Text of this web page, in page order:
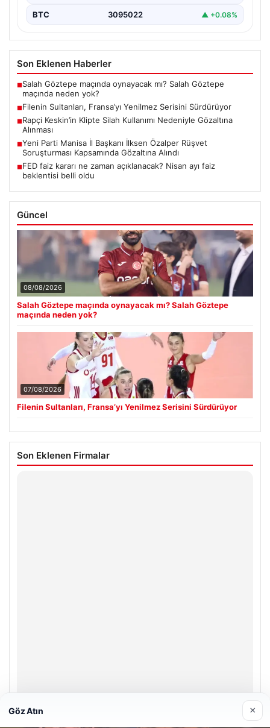
BTC 3095022 ▲ +0.08%
Son Eklenen Haberler
■Salah Göztepe maçında oynayacak mı? Salah Göztepe
maçında neden yok?
■Filenin Sultanları, Fransa’yı Yenilmez Serisini Sürdürüyor
■Rapçi Keskin’in Klipte Silah Kullanımı Nedeniyle Gözaltına
Alınması
■Yeni Parti Manisa İl Başkanı İlksen Özalper Rüşvet
Soruşturması Kapsamında Gözaltına Alındı
■FED faiz kararı ne zaman açıklanacak? Nisan ayı faiz
beklentisi belli oldu
Güncel
08/08/2026
Salah Göztepe maçında oynayacak mı? Salah Göztepe
maçında neden yok?
07/08/2026
Filenin Sultanları, Fransa’yı Yenilmez Serisini Sürdürüyor
Son Eklenen Firmalar
Göz Atın ×